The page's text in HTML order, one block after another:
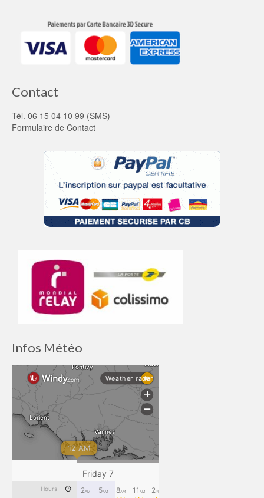
Contact
Tél. 06 15 04 10 99 (SMS)
Formulaire de Contact
Infos Météo